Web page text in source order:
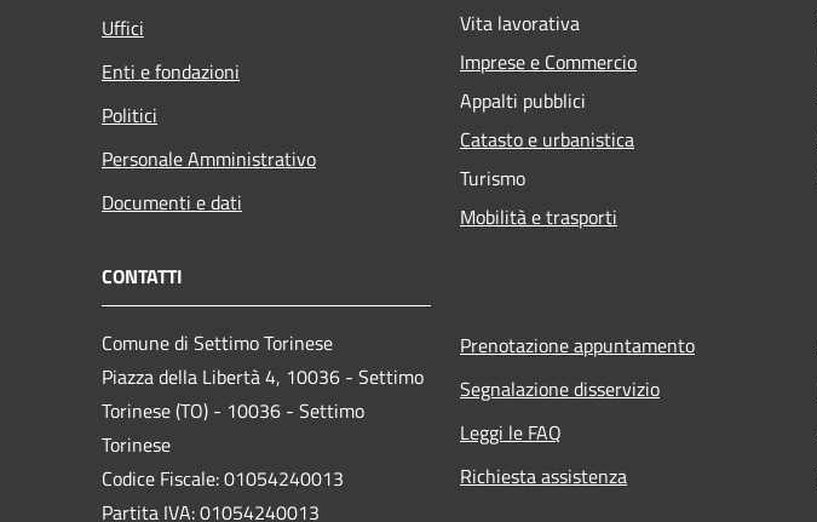
Uffici
Enti e fondazioni
Politici
Personale Amministrativo
Documenti e dati
Vita lavorativa
Imprese e Commercio
Appalti pubblici
Catasto e urbanistica
Turismo
Mobilità e trasporti
CONTATTI
Comune di Settimo Torinese
Piazza della Libertà 4, 10036 - Settimo
Torinese (TO) - 10036 - Settimo
Torinese
Codice Fiscale: 01054240013
Partita IVA: 01054240013
Prenotazione appuntamento
Segnalazione disservizio
Leggi le FAQ
Richiesta assistenza